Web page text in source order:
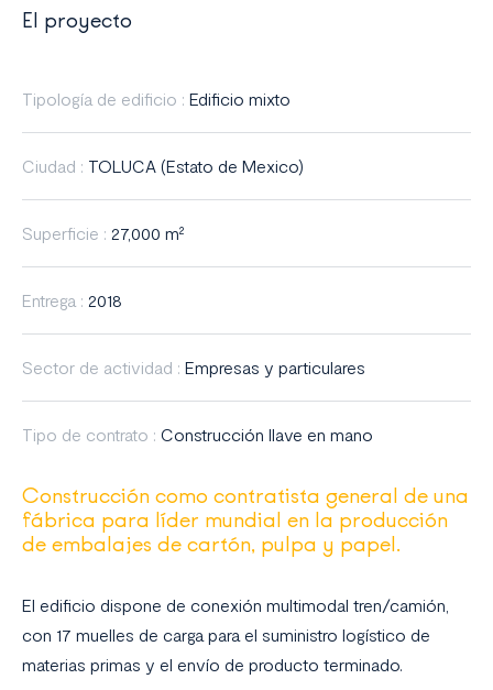
El proyecto
Tipología de edificio : Edificio mixto
Ciudad : TOLUCA (Estato de Mexico)
Superficie : 27,000 m²
Entrega : 2018
Sector de actividad : Empresas y particulares
Tipo de contrato : Construcción llave en mano
Construcción como contratista general de una
fábrica para líder mundial en la producción
de embalajes de cartón, pulpa y papel.
El edificio dispone de conexión multimodal tren/camión,
con 17 muelles de carga para el suministro logístico de
materias primas y el envío de producto terminado.